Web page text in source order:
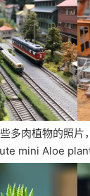
多肉植物的照
mini Aloe plant